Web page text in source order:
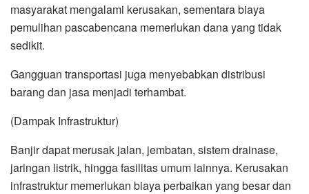
masyarakat mengalami kerusakan, sementara biaya
pemulihan pascabencana memerlukan dana yang tidak
sedikit.
Gangguan transportasi juga menyebabkan distribusi
barang dan jasa menjadi terhambat.
(Dampak Infrastruktur)
Banjir dapat merusak jalan, jembatan, sistem drainase,
jaringan listrik, hingga fasilitas umum lainnya. Kerusakan
infrastruktur memerlukan biaya perbaikan yang besar dan